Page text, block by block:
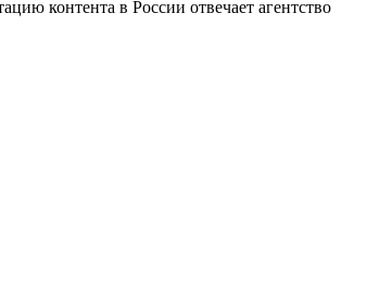
контента в России отвечает агентство